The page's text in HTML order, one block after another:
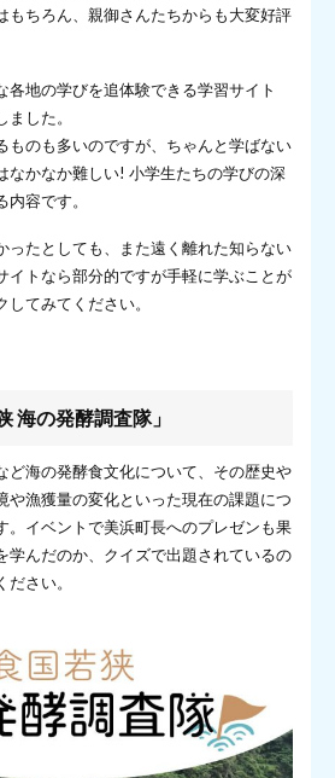
もちろん、親御さんたちからも大変好評
各地の学びを追体験できる学習サイト
した。
ものも多いのですが、ちゃんと学ばない
なかなか難しい! 小学生たちの学びの深
容です。
ったとしても、また遠く離れた知らない
イトなら部分的ですが手軽に学ぶことが
てみてください。
海の発酵調査隊」
ど海の発酵食文化について、その歴史や
や漁獲量の変化といった現在の課題につ
。イベントで美浜町長へのプレゼンも果
学んだのか、クイズで出題されているの
さい。